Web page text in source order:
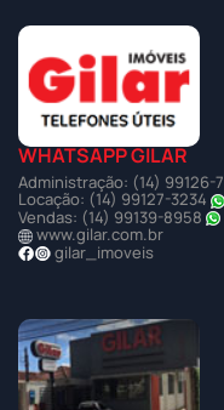
WHATSAPP GILAR
Administração: (14) 99126-
Locação: (14) 99127-3234
Vendas: (14) 99139-8958
www.gilar.com.br
gilar_imoveis